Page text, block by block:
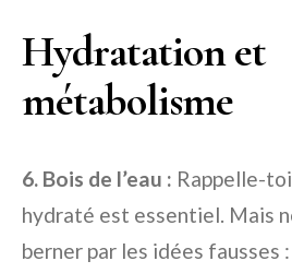
Hydratation et
métabolisme
6. Bois de l’eau : Rappelle-
hydraté est essentiel. Mais
berner par les idées fausses